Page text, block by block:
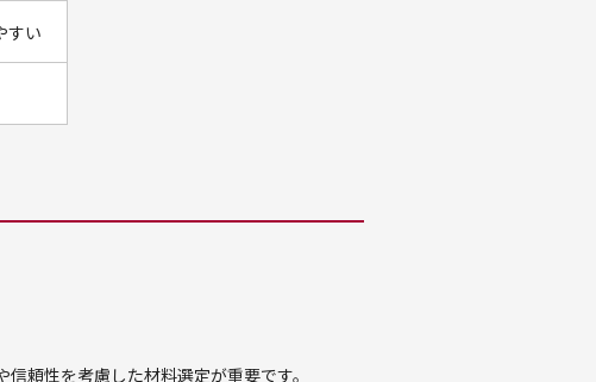
すい
頼性を考慮した材料選定が重要です。